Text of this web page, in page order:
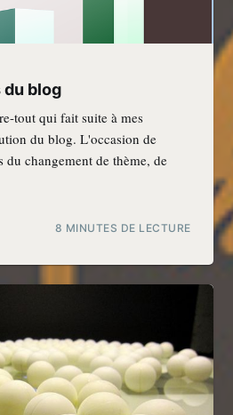
blog
tout qui fait suite à mes
du blog. L'occasion de
du changement de thème, de
8 MINUTES DE LECTURE